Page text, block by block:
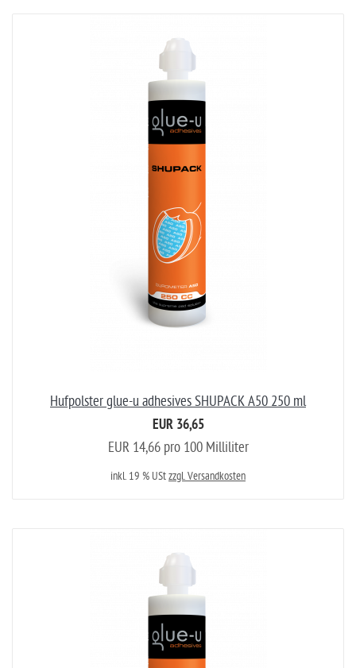
Hufpolster glue-u adhesives SHUPACK A50 250 ml
EUR 36,65
EUR 14,66 pro 100 Milliliter
inkl. 19 % UStzzgl. Versandkosten